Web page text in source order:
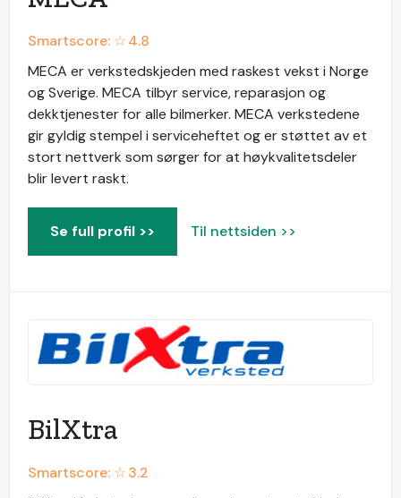
Smartscore: ☆4.8
MECA er verkstedskjeden med raskest vekst i Norge
og Sverige. MECA tilbyr service, reparasjon og
dekktjenester for alle bilmerker. MECA verkstedene
gir gyldig stempel i serviceheftet og er støttet av et
stort nettverk som sørger for at høykvalitetsdeler
blir levert raskt.
Se full profil >> Til nettsiden >>
BilXtra
Smartscore: ☆3.2